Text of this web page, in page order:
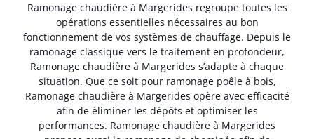
Ramonage chaudière à Margerides regroupe toutes les
opérations essentielles nécessaires au bon
fonctionnement de vos systèmes de chauffage. Depuis le
ramonage classique vers le traitement en profondeur,
Ramonage chaudière à Margerides s’adapte à chaque
situation. Que ce soit pour ramonage poêle à bois,
Ramonage chaudière à Margerides opère avec efficacité
afin de éliminer les dépôts et optimiser les
performances. Ramonage chaudière à Margerides